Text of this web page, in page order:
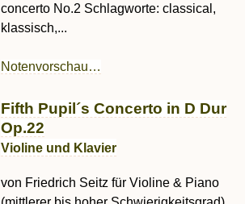
concerto No.2 Schlagworte: classical,
klassisch,...
Notenvorschau…
Fifth Pupil´s Concerto in D Dur
Op.22
Violine und Klavier
von Friedrich Seitz für Violine & Piano